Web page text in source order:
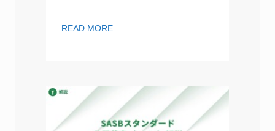
READ MORE